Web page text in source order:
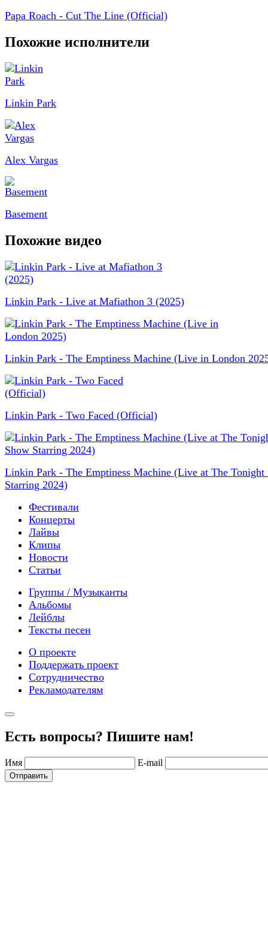
Papa Roach - Cut The Line (Official)
Похожие исполнители
Linkin Park
Alex Vargas
Basement
Похожие видео
Linkin Park - Live at Mafiathon 3 (2025)
Linkin Park - The Emptiness Machine (Live in London
Linkin Park - Two Faced (Official)
Linkin Park - The Emptiness Machine (Live at The Tonight
Starring 2024)
Фестивали
Концерты
Лайвы
Клипы
Новости
Статьи
Группы / Музыканты
Альбомы
Лейблы
Тексты песен
О проекте
Поддержать проект
Сотрудничество
Рекламодателям
Есть вопросы? Пишите нам!
Имя E-mail